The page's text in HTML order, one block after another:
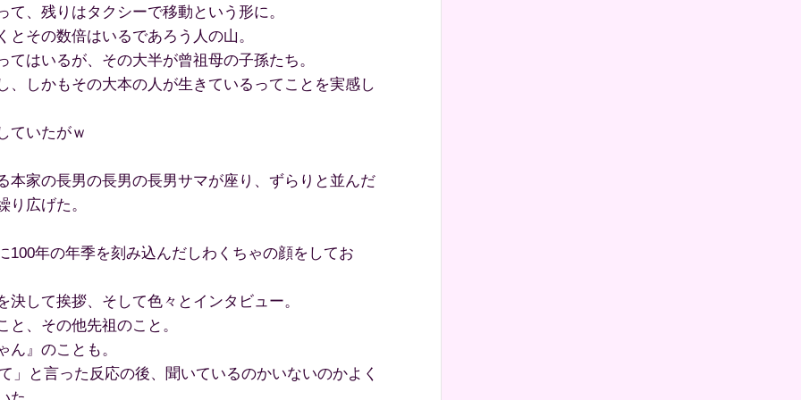
、残りはタクシーで移動という形に。
その数倍はいるであろう人の山。
はいるが、その大半が曾祖母の子孫たち。
、しかもその大本の人が生きているってことを実感し
ていたがｗ
本家の長男の長男の長男サマが座り、ずらりと並んだ
広げた。
年の年季を刻み込んだしわくちゃの顔をしてお
して挨拶、そして色々とインタビュー。
、その他先祖のこと。
』のことも。
」と言った反応の後、聞いているのかいないのかよく